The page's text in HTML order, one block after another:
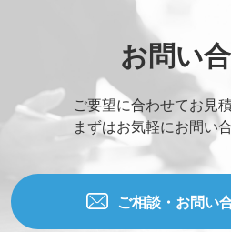
お問い
ご要望に合わせてお見
まずはお気軽にお問い
ご相談・お問い